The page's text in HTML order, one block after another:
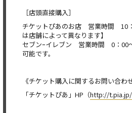
［店頭直接購入］
チケットぴあのお店 営業時間 10
は店舗によって異なります】
セブンｰイレブン 営業時間 0：00
可能です。
《チケット購入に関するお問い合わ
「チケットぴあ」HP（http://